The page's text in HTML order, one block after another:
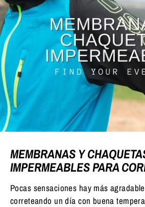
MEMBRANAS Y
IMPERMEABLES PARA
Pocas sensaciones hay más
correteando un día con buena